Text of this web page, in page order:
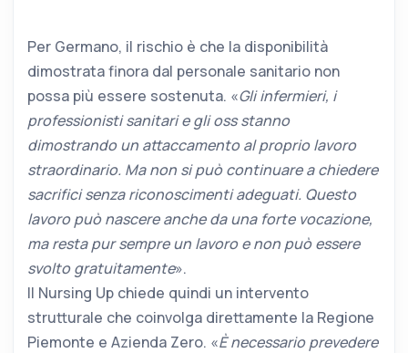
Per Germano, il rischio è che la disponibilità
dimostrata finora dal personale sanitario non
possa più essere sostenuta. «Gli infermieri, i
professionisti sanitari e gli oss stanno
dimostrando un attaccamento al proprio lavoro
straordinario. Ma non si può continuare a chiedere
sacrifici senza riconoscimenti adeguati. Questo
lavoro può nascere anche da una forte vocazione,
ma resta pur sempre un lavoro e non può essere
svolto gratuitamente».
Il Nursing Up chiede quindi un intervento
strutturale che coinvolga direttamente la Regione
Piemonte e Azienda Zero. «È necessario prevedere